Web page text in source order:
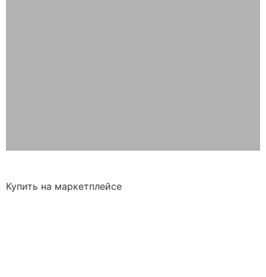
Купить на маркетплейсе